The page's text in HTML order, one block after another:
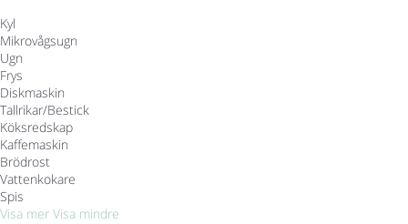
Kyl
Mikrovågsugn
Ugn
Frys
Diskmaskin
Tallrikar/Bestick
Köksredskap
Kaffemaskin
Brödrost
Vattenkokare
Spis
Visa mer Visa mindre